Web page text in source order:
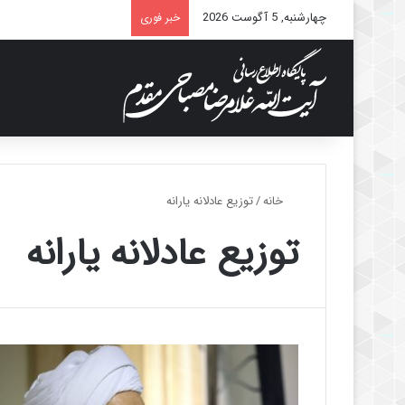
چهارشنبه, 5 آگوست 2026 خبر فوری
خانه/توزیع عادلانه یارانه
توزیع عادلانه یارانه